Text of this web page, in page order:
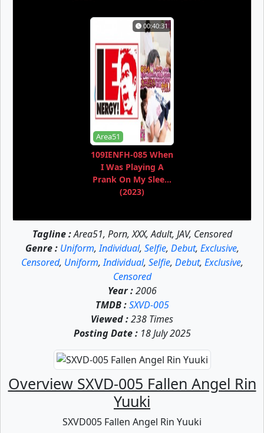
00:40:31
Area51
109IENFH-085 When
I Was Playing A
Prank On My Slee...
(2023)
Tagline :Area51, Porn, XXX, Adult, JAV, Censored
Genre : Uniform,Individual, Selfie, Debut, Exclusive,
Censored, Uniform,Individual, Selfie, Debut, Exclusive,
Censored
Year :2006
TMDB : SXVD-005
Viewed :238 Times
Posting Date :18 July 2025
Overview SXVD-005 Fallen Angel Rin
Yuuki
SXVD005 Fallen Angel Rin Yuuki